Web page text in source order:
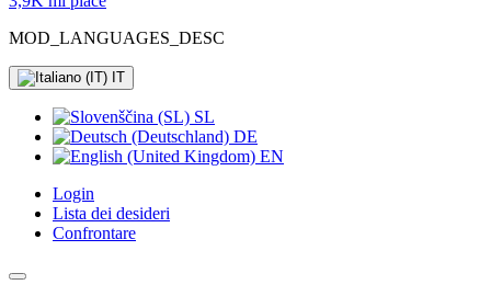
MOD_LANGUAGES_DESC
IT
SL
DE
EN
Login
Lista dei desideri
Confrontare